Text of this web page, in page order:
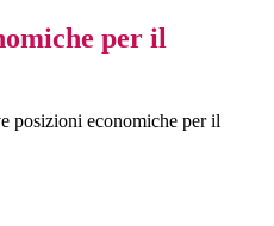
per il
posizioni economiche per il